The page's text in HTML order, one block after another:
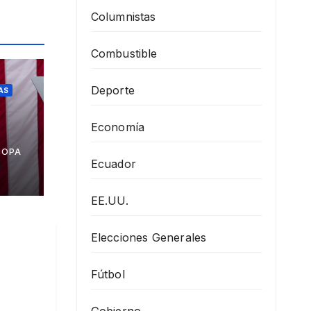
Columnistas
Combustible
Deporte
Economía
Ecuador
EE.UU.
Elecciones Generales
Fútbol